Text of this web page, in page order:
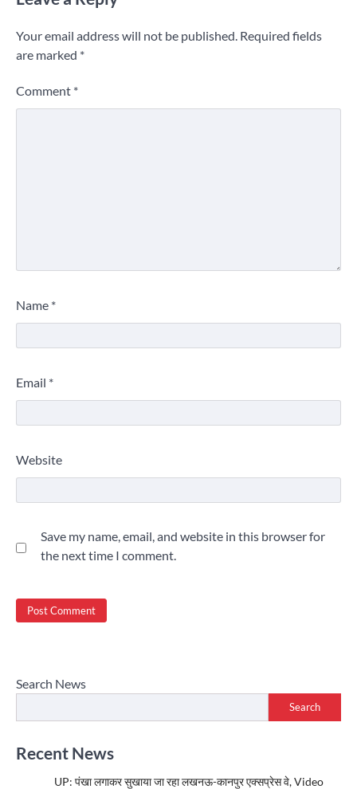
Your email address will not be published. Required fields
are marked *
Comment *
Name *
Email *
Website
Save my name, email, and website in this browser for
the next time I comment.
Search News
Search
Recent News
UP: पंखा लगाकर सुखाया जा रहा लखनऊ-कानपुर एक्सप्रेस वे, Video